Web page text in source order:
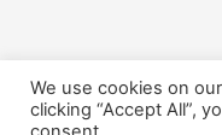
We use cookies on
clicking “Accept All”,